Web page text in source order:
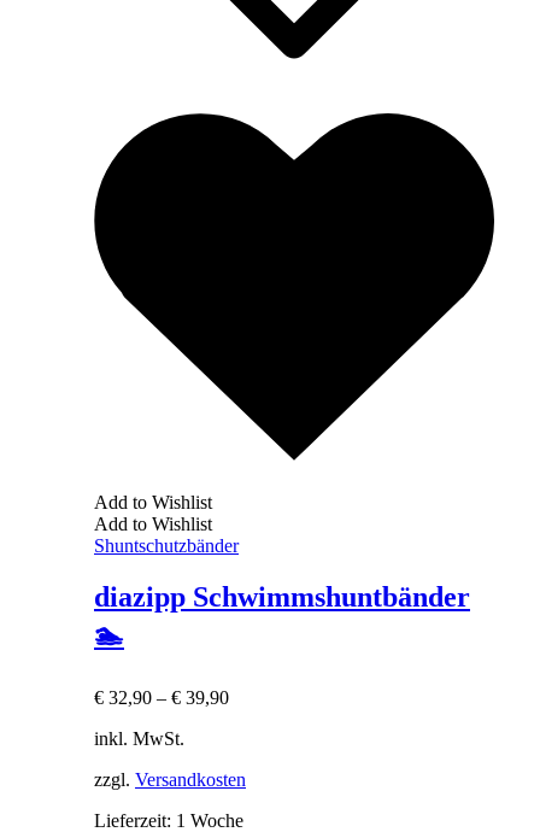
Add to Wishlist
Add to Wishlist
Shuntschutzbänder
diazipp Schwimmshuntbänder
🏊
€ 32,90 – € 39,90
inkl. MwSt.
zzgl. Versandkosten
Lieferzeit: 1 Woche